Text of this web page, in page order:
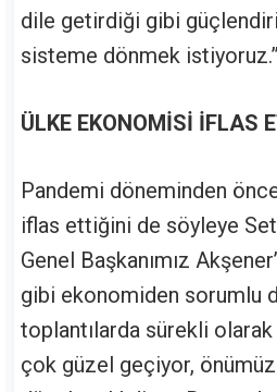
dile getirdiği gibi
sisteme dönmek
ÜLKE EKONOMİSİ İFLAS
Pandemi döneminden
iflas ettiğini de söyleye
Genel Başkanımız
gibi ekonomiden sorumlu
toplantılarda sürekli
çok güzel geçiyor,